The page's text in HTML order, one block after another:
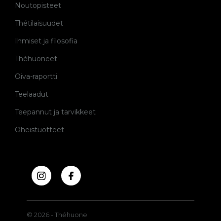
Noutopisteet
Thétilaisuudet
Ihmiset ja filosofia
Théhuoneet
Oiva-raportti
Teelaadut
Teepannut ja tarvikkeet
Oheistuotteet
© 2026 - Théhuone